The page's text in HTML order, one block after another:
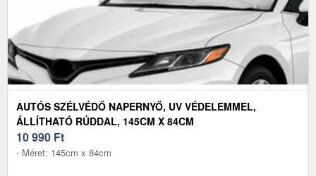
AUTÓS SZÉLVÉDŐ NAPERNYŐ, UV VÉDELEMMEL,
ÁLLÍTHATÓ RÚDDAL, 145CM X 84CM
10 990 Ft
- Méret: 145cm x 84cm